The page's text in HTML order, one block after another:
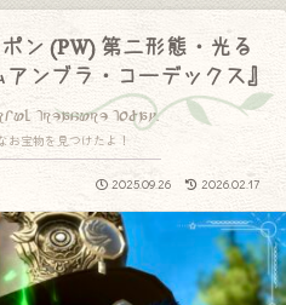
ン (PW) 第二形態・光る
ンブラ・コーデックス』
treasure today.
お宝物を見つけたよ！
2025.09.26 2026.02.17